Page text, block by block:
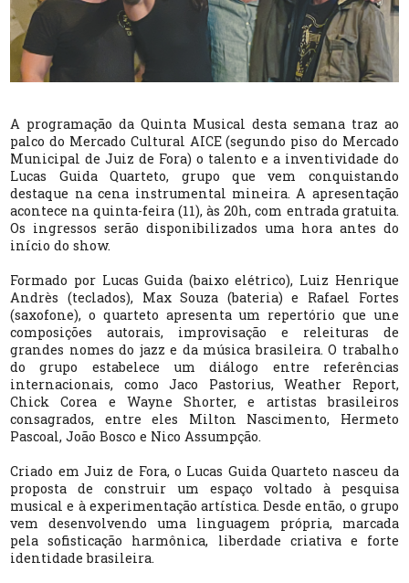
A programação da Quinta Musical desta semana traz ao
palco do Mercado Cultural AICE(segundo piso do Mercado
Municipal de Juiz de Fora) o talento e a inventividade do
Lucas Guida Quarteto, grupo que vem conquistando
destaque na cena instrumental mineira. A apresentação
acontece na quinta-feira (11), às 20h, com entrada gratuita.
Os ingressos serão disponibilizados uma hora antes do
início doshow.
Formado por Lucas Guida (baixo elétrico), Luiz Henrique
Andrès (teclados), Max Souza (bateria) e Rafael Fortes
(saxofone), o quarteto apresenta um repertório que une
composições autorais, improvisação e releituras de
grandes nomes do jazz e da música brasileira. O trabalho
do grupo estabelece um diálogo entre referências
internacionais, como Jaco Pastorius, Weather Report,
Chick Corea e Wayne Shorter, e artistas brasileiros
consagrados, entre eles Milton Nascimento, Hermeto
Pascoal, João Bosco e Nico Assumpção.
Criado em Juiz de Fora, o Lucas Guida Quarteto nasceu da
proposta de construir um espaço voltado à pesquisa
musical e à experimentação artística. Desde então, o grupo
vem desenvolvendo uma linguagem própria, marcada
pela sofisticação harmônica, liberdade criativa e forte
identidade brasileira.